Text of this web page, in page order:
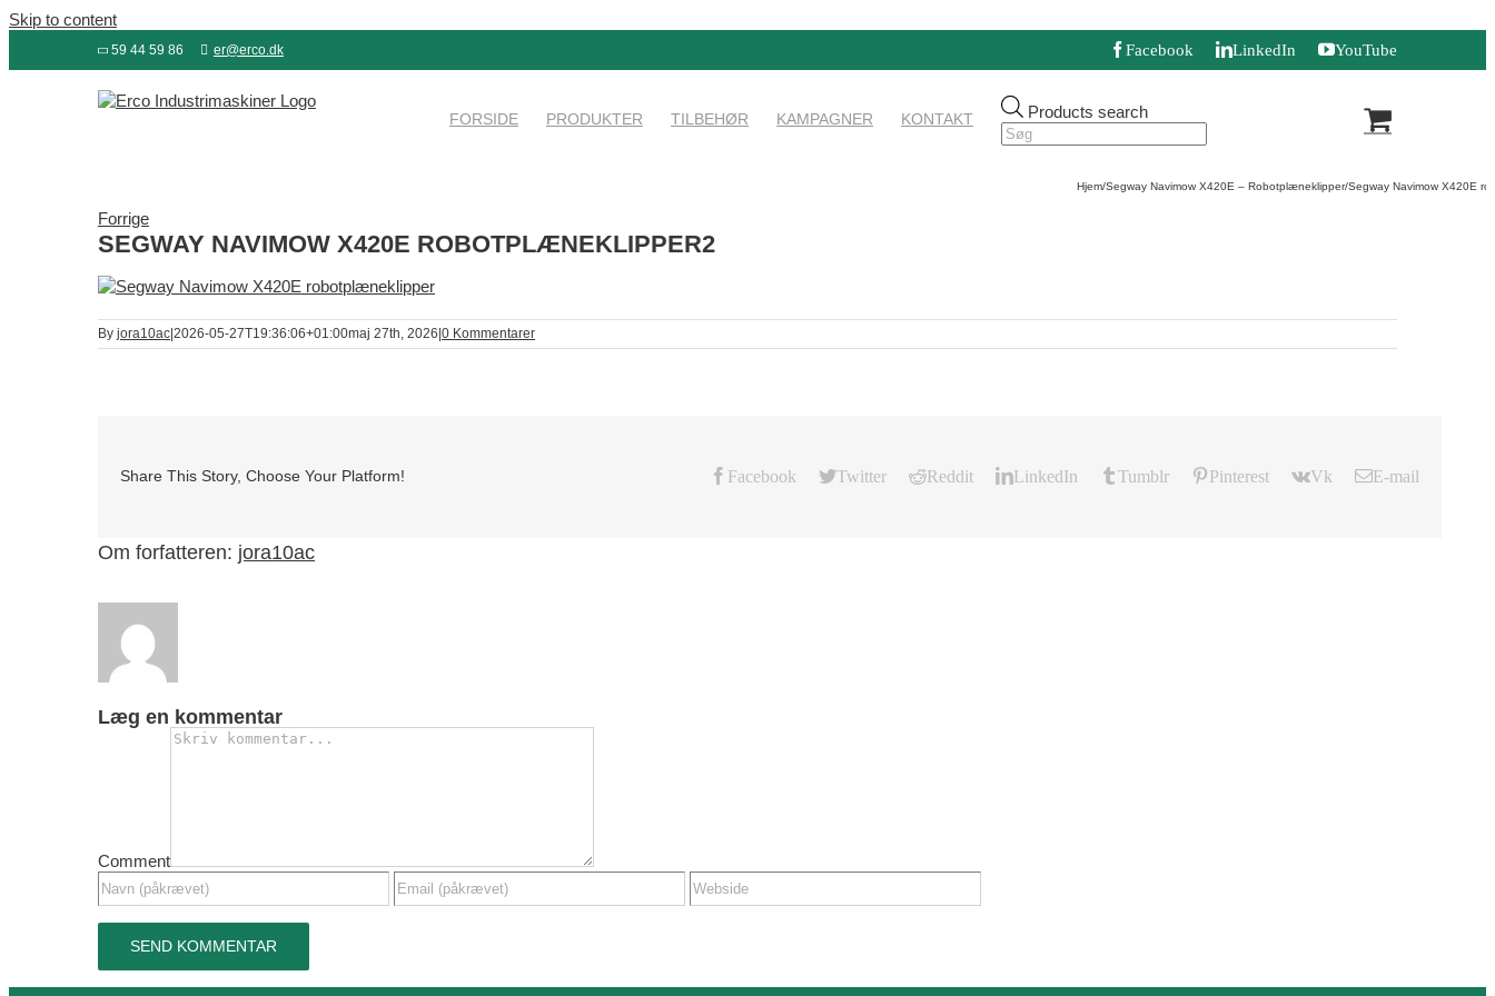
Skip to content
59 44 59 86 er@erco.dk Facebook LinkedIn YouTube
FORSIDE PRODUKTER TILBEHØR KAMPAGNER KONTAKT Products search
Hjem/Segway Navimow X420E – Robotplæneklipper/Segway Navimow X420E
Forrige
SEGWAY NAVIMOW X420E ROBOTPLÆNEKLIPPER2
By jora10ac 2026-05-27T19:36:06+01:00maj 27th, 2026 0 Kommentarer
Share This Story, Choose Your Platform! Facebook Twitter Reddit LinkedIn Tumblr Pinterest Vk E-mail
Om forfatteren: jora10ac
Læg en kommentar
Comment